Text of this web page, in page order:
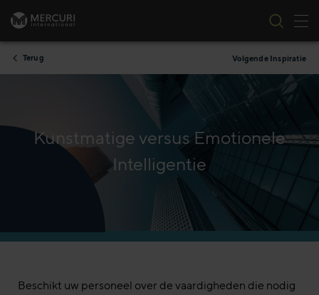
Ga naar inhoud
Terug Volgende Inspiratie
Kunstmatige versus Emotionele
Intelligentie
Beschikt uw personeel over de vaardigheden die nodig